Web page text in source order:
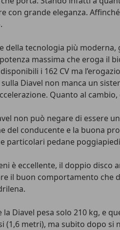
con grande eleganza.
della tecnologia più
massima che eroga
i 162 CV ma
Diavel non manca un
Quanto al cambio,
non può negare di essere
del conducente e la buona
particolari pedane
è eccellente, il doppio
il buon comportamento
Diavel pesa solo 210 kg, e
metri), ma subito dopo si